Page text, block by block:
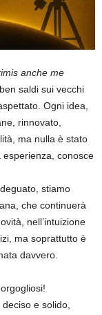
anche me
saldi sui vecchi
Ogni idea,
rinnovato,
ma nulla è stato
conosce
stiamo
che continuerà
nell’intuizione
ma soprattutto è
davvero.
e solido,